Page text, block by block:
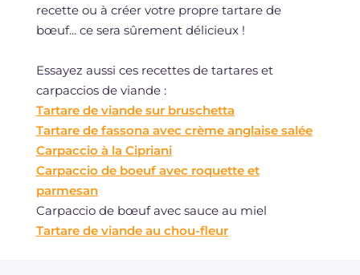
recette ou à créer votre propre tartare de
bœuf... ce sera sûrement délicieux !
Essayez aussi ces recettes de tartares et
carpaccios de viande :
Tartare de viande sur bruschetta
Tartare de fassona avec crème anglaise salée
Carpaccio à la Cipriani
Carpaccio de boeuf avec roquette et
parmesan
Carpaccio de bœuf avec sauce au miel
Tartare de viande au chou-fleur